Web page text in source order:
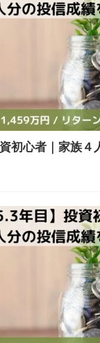
初心者｜家族４